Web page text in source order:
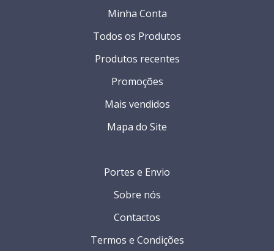
Portes e Envio
Sobre nós
Contactos
Termos e Condições
Minha Conta
Todos os Produtos
Produtos recentes
Promoções
Mais vendidos
Mapa do Site